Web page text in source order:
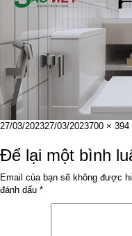
Đăng
ngày
27/03/202327/03/2023Kích
đầy
đủ
700 × 394
Để lại một bình
Email của bạn sẽ không được
đánh dấu *